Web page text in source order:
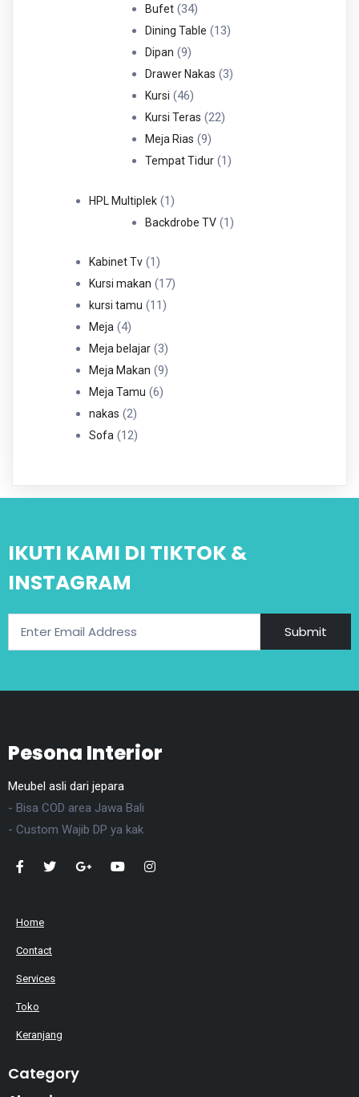
Bufet 3434
Produk
Dining Table 1313
Dipan 99
Produk
Drawer Nakas 33
Kursi 4646
Produk
Kursi Teras 2222
Meja Rias 99
Produk
Tempat Tidur 11
HPL Multiplek 11
Produk
Backdrobe TV 11
Kabinet Tv 11
Produk
Kursi makan 1717
kursi tamu 1111
Meja 44
Produk
Meja belajar 33
Produk
Meja Makan 99
Meja Tamu 66
nakas 22
Produk
Sofa 1212
IKUTI KAMI DI TIKTOK &
INSTAGRAM
Submit
Pesona Interior
Meubel asli dari jepara
- Bisa COD area Jawa Bali
- Custom Wajib DP ya kak
Home
Contact
Services
Toko
Keranjang
Category